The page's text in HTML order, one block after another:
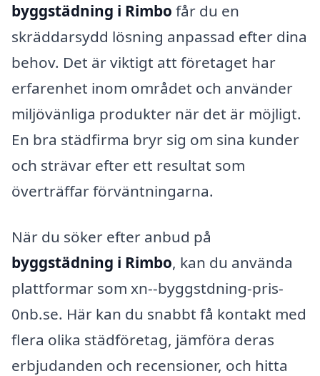
byggstädning i Rimbo får du en
skräddarsydd lösning anpassad efter dina
behov. Det är viktigt att företaget har
erfarenhet inom området och använder
miljövänliga produkter när det är möjligt.
En bra städfirma bryr sig om sina kunder
och strävar efter ett resultat som
överträffar förväntningarna.
När du söker efter anbud på
byggstädning i Rimbo, kan du använda
plattformar som xn--byggstdning-pris-
0nb.se. Här kan du snabbt få kontakt med
flera olika städföretag, jämföra deras
erbjudanden och recensioner, och hitta